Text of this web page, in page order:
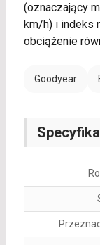
(oznaczający
km/h) i indeks
obciążenie
Goodyear